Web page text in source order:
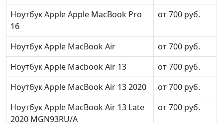
Ноутбук Apple Apple MacBook Pro
16
от 700 руб.
Ноутбук Apple MacBook Air
от 700 руб.
Ноутбук Apple Macbook Air 13
от 700 руб.
Ноутбук Apple MacBook Air 13 2020
от 700 руб.
Ноутбук Apple MacBook Air 13 Late
2020 MGN93RU/A
от 700 руб.